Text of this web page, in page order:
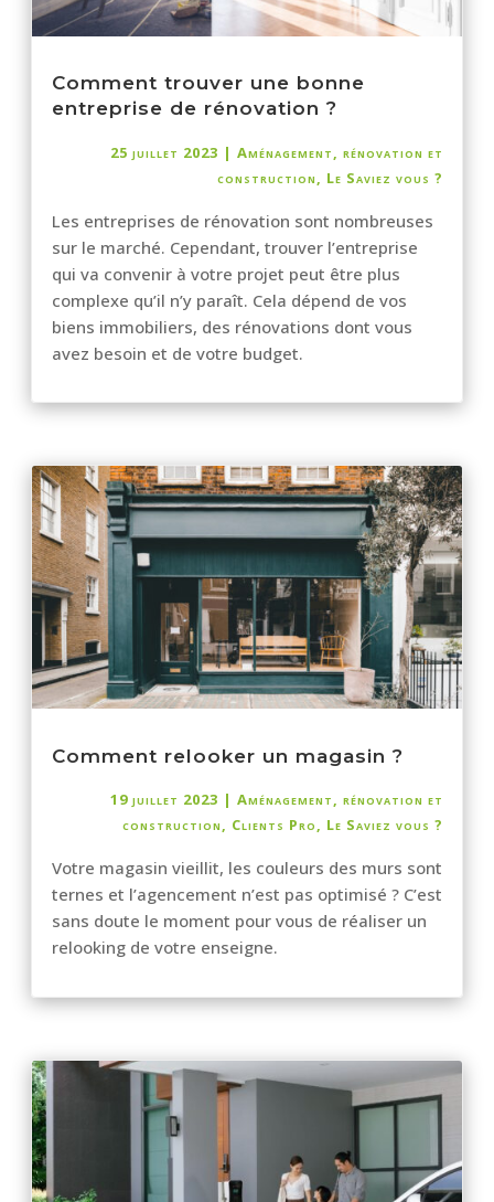
Comment trouver une bonne
entreprise de rénovation ?
25 juillet 2023 | Aménagement, rénovation et
construction, Le Saviez vous ?
Les entreprises de rénovation sont nombreuses
sur le marché. Cependant, trouver l’entreprise
qui va convenir à votre projet peut être plus
complexe qu’il n’y paraît. Cela dépend de vos
biens immobiliers, des rénovations dont vous
avez besoin et de votre budget.
Comment relooker un magasin ?
19 juillet 2023 | Aménagement, rénovation et
construction, Clients Pro, Le Saviez vous ?
Votre magasin vieillit, les couleurs des murs sont
ternes et l’agencement n’est pas optimisé ? C’est
sans doute le moment pour vous de réaliser un
relooking de votre enseigne.